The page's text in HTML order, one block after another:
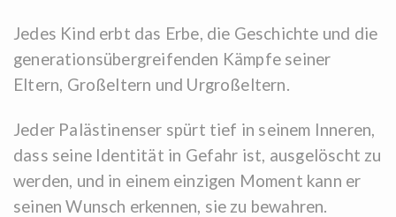
Jedes Kind erbt das Erbe, die Geschichte und die
generationsübergreifenden Kämpfe seiner
Eltern, Großeltern und Urgroßeltern.
Jeder Palästinenser spürt tief in seinem Inneren,
dass seine Identität in Gefahr ist, ausgelöscht zu
werden, und in einem einzigen Moment kann er
seinen Wunsch erkennen, sie zu bewahren.